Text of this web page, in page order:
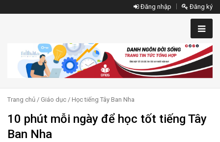
Đăng nhập Đăng ký
Trang chủ / Giáo dục / Học tiếng Tây Ban Nha
10 phút mỗi ngày để học tốt tiếng Tây
Ban Nha